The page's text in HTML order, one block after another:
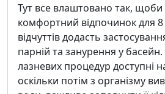
Тут все влаштовано так, щоби
комфортний відпочинок для
відчуттів додасть
парній та занурення у басейн.
лазневих процедур доступні
оскільки потім з організму